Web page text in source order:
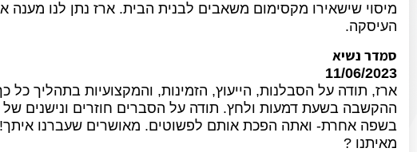
מיסוי שישאירו מקסימום משאבים לבנית הבית. ארז נתן לנו מענה
העיסקה.
סמדר נשיא
11/06/2023
ארז, תודה על הסבלנות, הייעוץ, הזמינות, והמקצועיות בתהליך
ההקשבה בשעת דמעות ולחץ. תודה על הסברים חוזרים ונישנים של
בשפה אחרת- ואתה הפכת אותם לפשוטים. מאושרים שעברנו
מאיתנו ?